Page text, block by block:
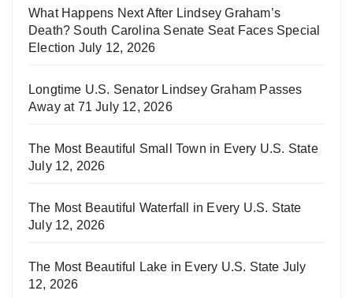
What Happens Next After Lindsey Graham’s
Death? South Carolina Senate Seat Faces Special
Election July 12, 2026
Longtime U.S. Senator Lindsey Graham Passes
Away at 71 July 12, 2026
The Most Beautiful Small Town in Every U.S. State
July 12, 2026
The Most Beautiful Waterfall in Every U.S. State
July 12, 2026
The Most Beautiful Lake in Every U.S. State July
12, 2026